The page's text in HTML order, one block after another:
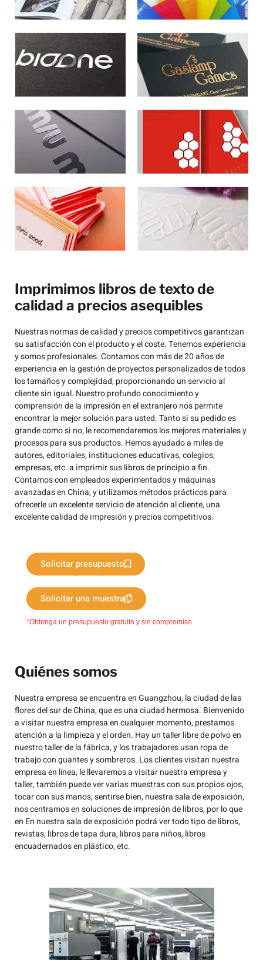
Imprimimos libros de texto de
calidad a precios asequibles
Nuestras normas de calidad y precios competitivos garantizan
su satisfacción con el producto y el coste. Tenemos experiencia
y somos profesionales. Contamos con más de 20 años de
experiencia en la gestión de proyectos personalizados de todos
los tamaños y complejidad, proporcionando un servicio al
cliente sin igual. Nuestro profundo conocimiento y
comprensión de la impresión en el extranjero nos permite
encontrar la mejor solución para usted. Tanto si su pedido es
grande como si no, le recomendaremos los mejores materiales y
procesos para sus productos. Hemos ayudado a miles de
autores, editoriales, instituciones educativas, colegios,
empresas, etc. a imprimir sus libros de principio a fin.
Contamos con empleados experimentados y máquinas
avanzadas en China, y utilizamos métodos prácticos para
ofrecerle un excelente servicio de atención al cliente, una
excelente calidad de impresión y precios competitivos.
Solicitar presupuesto
Solicitar una muestra
*Obtenga un presupuesto gratuito y sin compromiso
Quiénes somos
Nuestra empresa se encuentra en Guangzhou, la ciudad de las
flores del sur de China, que es una ciudad hermosa. Bienvenido
a visitar nuestra empresa en cualquier momento, prestamos
atención a la limpieza y el orden. Hay un taller libre de polvo en
nuestro taller de la fábrica, y los trabajadores usan ropa de
trabajo con guantes y sombreros. Los clientes visitan nuestra
empresa en línea, le llevaremos a visitar nuestra empresa y
taller, también puede ver varias muestras con sus propios ojos,
tocar con sus manos, sentirse bien, nuestra sala de exposición,
nos centramos en soluciones de impresión de libros, por lo que
en En nuestra sala de exposición podrá ver todo tipo de libros,
revistas, libros de tapa dura, libros para niños, libros
encuadernados en plástico, etc.